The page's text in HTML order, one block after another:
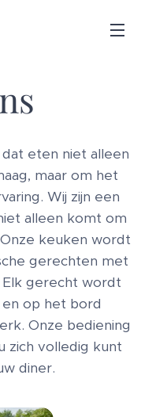
eten niet alleen
maar om het
Wij zijn een
alleen komt om
keuken wordt
gerechten met
Elk gerecht wordt
op het bord
Onze bediening
zich volledig kunt
diner.